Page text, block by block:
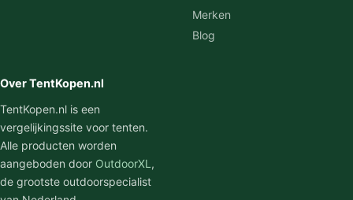
Merken
Blog
Over TentKopen.nl
TentKopen.nl is een
vergelijkingssite voor tenten.
Alle producten worden
aangeboden door OutdoorXL ,
de grootste outdoorspecialist